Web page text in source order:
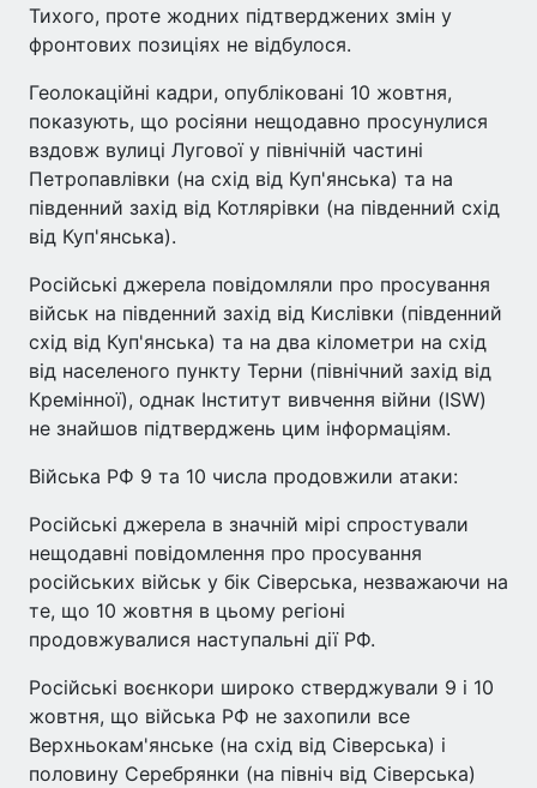
Тихого, проте жодних підтверджених змін у
фронтових позиціях не відбулося.
Геолокаційні кадри, опубліковані 10 жовтня,
показують, що росіяни нещодавно просунулися
вздовж вулиці Лугової у північній частині
Петропавлівки (на схід від Куп'янська) та на
південний захід від Котлярівки (на південний схід
від Куп'янська).
Російські джерела повідомляли про просування
військ на південний захід від Кислівки (південний
схід від Куп'янська) та на два кілометри на схід
від населеного пункту Терни (північний захід від
Кремінної), однак Інститут вивчення війни (ISW)
не знайшов підтверджень цим інформаціям.
Війська РФ 9 та 10 числа продовжили атаки:
Російські джерела в значній мірі спростували
нещодавні повідомлення про просування
російських військ у бік Сіверська, незважаючи на
те, що 10 жовтня в цьому регіоні
продовжувалися наступальні дії РФ.
Російські воєнкори широко стверджували 9 і 10
жовтня, що війська РФ не захопили все
Верхньокам'янське (на схід від Сіверська) і
половину Серебрянки (на північ від Сіверська)